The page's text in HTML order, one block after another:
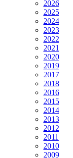
2026
2025
2024
2023
2022
2021
2020
2019
2017
2018
2016
2015
2014
2013
2012
2011
2010
2009